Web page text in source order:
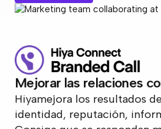
Mejorar las relaciones
Hiyamejora los resultados
identidad, reputación,